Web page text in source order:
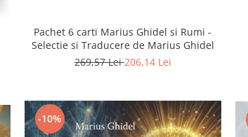
Pachet 6 carti Marius Ghidel si Rumi -
Selectie si Traducere de Marius Ghidel
269,57 Lei206,14 Lei
-10%